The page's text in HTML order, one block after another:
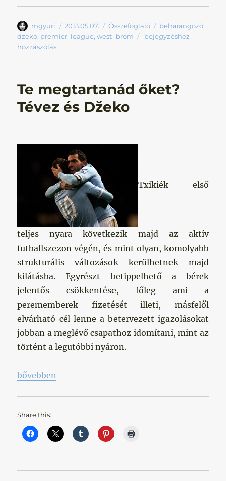
Szerző
mgyuri Közzétéve
2013.05.07. Kategória
Összefoglaló Címke
beharangozó,
dzeko, premier_league,west_brom
Legyen
bejegyzéshez
hozzászólás
Te megtartanád őket?
Tévez és Džeko
Txikiék első
teljes nyara következik majd az aktív
futballszezon végén, és mint olyan, komolyabb
strukturális változások kerülhetnek majd
kilátásba. Egyrészt betippelhető a bérek
jelentős csökkentése, főleg ami a
perememberek fizetését illeti, másfelől
elvárható cél lenne a betervezett igazolásokat
jobban a meglévő csapathoz idomítani, mint az
történt a legutóbbi nyáron.
„Te megtartanád őket? Tévez és Džeko”
bővebben
Share this: